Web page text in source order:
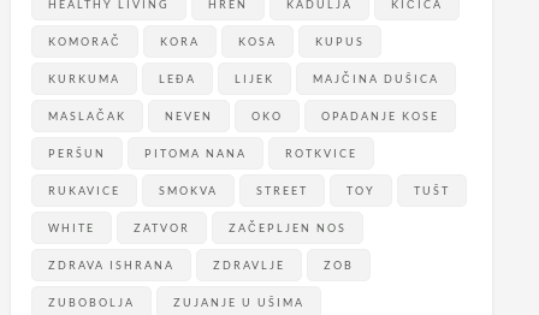
HEALTHY LIVING HREN KADULJA KIČICA
KOMORAČ KORA KOSA KUPUS
KURKUMA LEĐA LIJEK MAJČINA DUŠICA
MASLAČAK NEVEN OKO OPADANJE KOSE
PERŠUN PITOMA NANA ROTKVICE
RUKAVICE SMOKVA STREET TOY TUŠT
WHITE ZATVOR ZAČEPLJEN NOS
ZDRAVA ISHRANA ZDRAVLJE ZOB
ZUBOBOLJA ZUJANJE U UŠIMA